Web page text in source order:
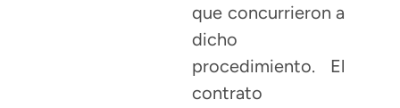
que concurrieron a
dicho
procedimiento. El
contrato